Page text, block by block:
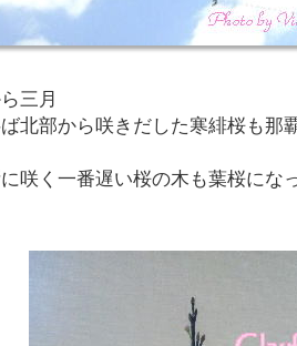
三月
北部から咲きだした寒緋桜も那
咲く一番遅い桜の木も葉桜にな